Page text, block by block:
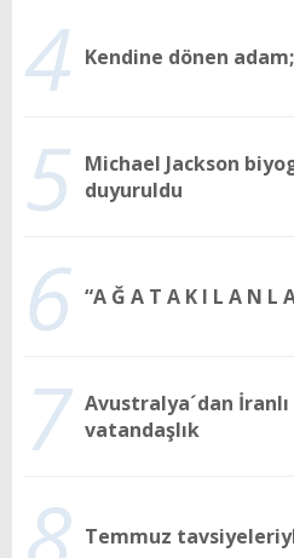
4 Kendine dönen
5 Michael Jackson
duyuruldu
6 “A Ğ A T A K I L A N L
7 Avustralya´dan
vatandaşlık
Temmuz